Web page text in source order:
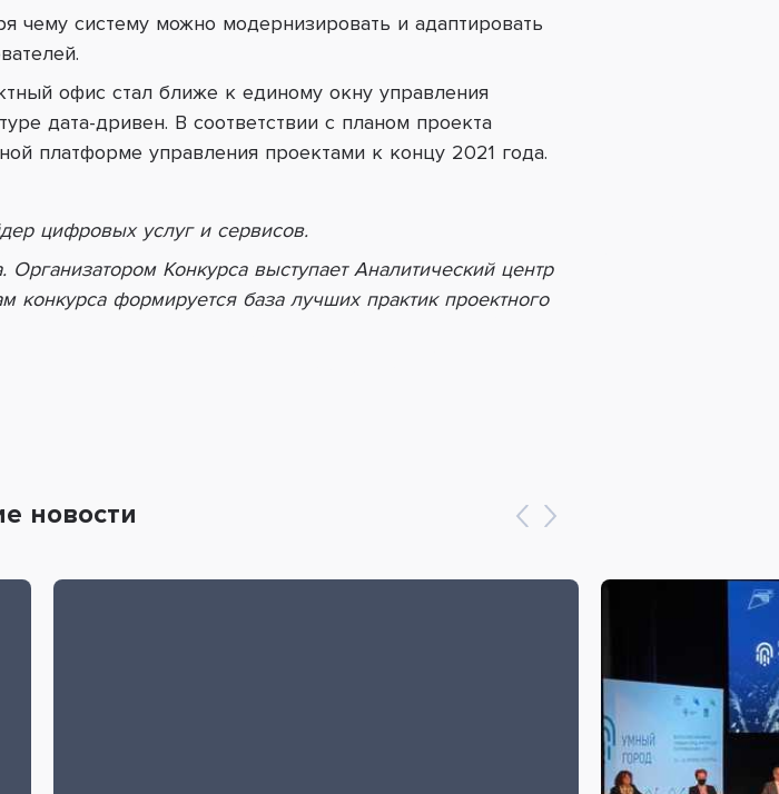
чему систему можно модернизировать и адаптировать
.
офис стал ближе к единому окну управления
дата-дривен. В соответствии с планом проекта
платформе управления проектами к концу 2021 года.
цифровых услуг и сервисов.
Организатором Конкурса выступает Аналитический центр
конкурса формируется база лучших практик проектного
новости